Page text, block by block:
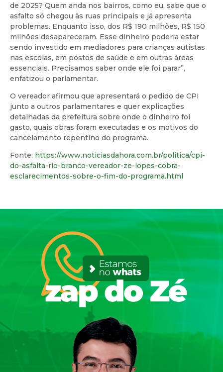
de 2025? Quem anda nos bairros, como eu, sabe que o
asfalto só chegou às ruas principais e já apresenta
problemas. Enquanto isso, dos R$ 190 milhões, R$ 150
milhões desapareceram. Esse dinheiro poderia estar
sendo investido em mediadores para crianças autistas
nas escolas, em postos de saúde e em outras áreas
essenciais. Precisamos saber onde ele foi parar”,
enfatizou o parlamentar.
O vereador afirmou que apresentará o pedido de CPI
junto a outros parlamentares e quer explicações
detalhadas da prefeitura sobre onde o dinheiro foi
gasto, quais obras foram executadas e os motivos do
cancelamento repentino do programa.
Fonte: https://www.noticiasdahora.com.br/politica/cpi-
do-asfalta-rio-branco-vereador-ze-lopes-cobra-
esclarecimentos-sobre-o-fim-do-programa.html